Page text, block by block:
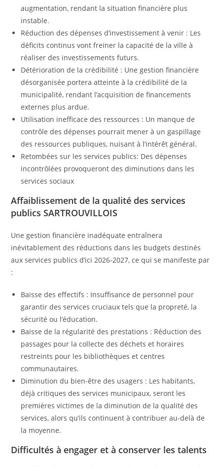
augmentation, rendant la situation financière plus
instable.
Réduction des dépenses d’investissement à venir : Les
déficits continus vont freiner la capacité de la ville à
réaliser des investissements futurs.
Détérioration de la crédibilité : Une gestion financière
désorganisée portera atteinte à la crédibilité de la
municipalité, rendant l’acquisition de financements
externes plus ardue.
Utilisation inefficace des ressources : Un manque de
contrôle des dépenses pourrait mener à un gaspillage
des ressources publiques, nuisant à l’intérêt général.
Retombées sur les services publics: Des dépenses
incontrôlées provoqueront des diminutions dans les
services sociaux
Affaiblissement de la qualité des services
publics SARTROUVILLOIS
Une gestion financière inadéquate entraînera
inévitablement des réductions dans les budgets destinés
aux services publics d’ici 2026-2027, ce qui se manifeste par
:
Baisse des effectifs : Insuffisance de personnel pour
garantir des services cruciaux tels que la propreté, la
sécurité ou l’éducation.
Baisse de la régularité des prestations : Réduction des
passages pour la collecte des déchets et horaires
restreints pour les bibliothèques et centres
communautaires.
Diminution du bien-être des usagers : Les habitants,
déjà critiques des services municipaux, seront les
premières victimes de la diminution de la qualité des
services, alors qu’ils continuent à contribuer au-delà de
la moyenne.
Difficultés à engager et à conserver les talents